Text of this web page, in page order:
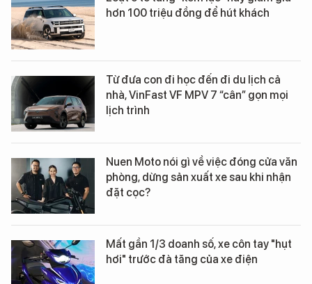
hơn 100 triệu đồng để hút khách
Từ đưa con đi học đến đi du lịch cả
nhà, VinFast VF MPV 7 “cân” gọn mọi
lịch trình
Nuen Moto nói gì về việc đóng cửa văn
phòng, dừng sản xuất xe sau khi nhận
đặt cọc?
Mất gần 1/3 doanh số, xe côn tay "hụt
hơi" trước đà tăng của xe điện